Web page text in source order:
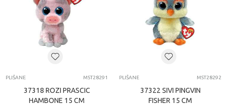
PLIŠANE MST28291
37318 ROZI PRASCIC
HAMBONE 15 CM
PLIŠANE MST28292
37322 SIVI PINGVIN
FISHER 15 CM